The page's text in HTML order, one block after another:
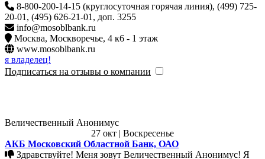
8-800-200-14-15 (круглосуточная горячая линия), (499) 725-
20-01, (495) 626-21-01, доп. 3255
info@mosoblbank.ru
Москва, Москворечье, 4 к6 - 1 этаж
www.mosoblbank.ru
я владелец!
Подписаться на отзывы о компании
Величественный Анонимус
27 окт | Воскресенье
АКБ Московский Областной Банк, ОАО